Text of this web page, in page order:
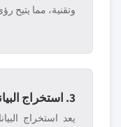
وتقنية، مما يتيح
3. استخراج البيانات وتحليل السوق
يعد استخراج